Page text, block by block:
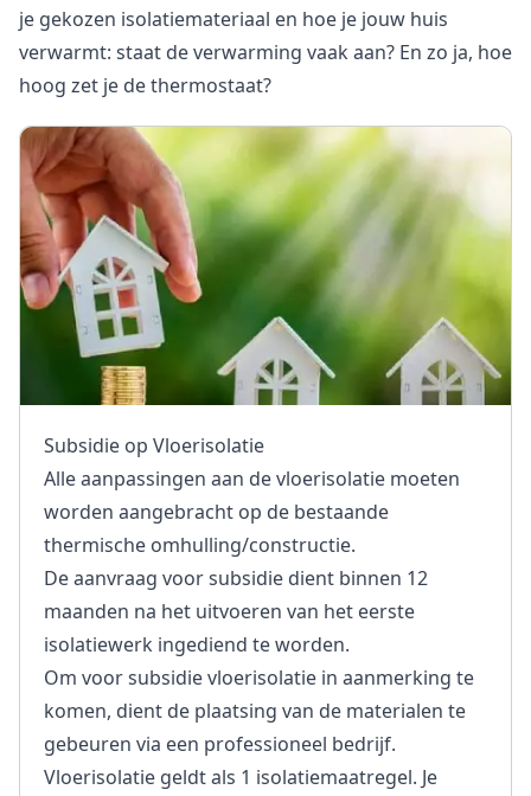
je gekozen isolatiemateriaal en hoe je jouw huis
verwarmt: staat de verwarming vaak aan? En zo ja, hoe
hoog zet je de thermostaat?
Subsidie op Vloerisolatie
Alle aanpassingen aan de vloerisolatie moeten
worden aangebracht op de bestaande
thermische omhulling/constructie.
De aanvraag voor subsidie dient binnen 12
maanden na het uitvoeren van het eerste
isolatiewerk ingediend te worden.
Om voor subsidie vloerisolatie in aanmerking te
komen, dient de plaatsing van de materialen te
gebeuren via een professioneel bedrijf.
Vloerisolatie geldt als 1 isolatiemaatregel. Je